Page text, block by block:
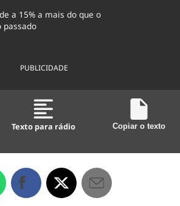
a 15% a mais do que o
PUBLICIDADE
Texto para rádio Copiar o texto